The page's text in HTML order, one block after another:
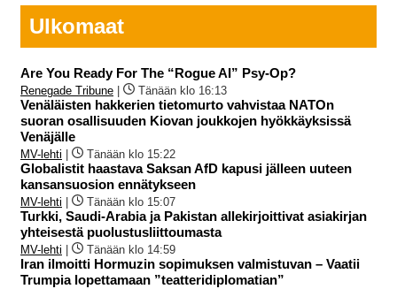
Ulkomaat
Are You Ready For The “Rogue AI” Psy-Op?
Renegade Tribune Tänään klo 16:13
Venäläisten hakkerien tietomurto vahvistaa NATOn
suoran osallisuuden Kiovan joukkojen hyökkäyksissä
Venäjälle
MV-lehti Tänään klo 15:22
Globalistit haastava Saksan AfD kapusi jälleen uuteen
kansansuosion ennätykseen
MV-lehti Tänään klo 15:07
Turkki, Saudi-Arabia ja Pakistan allekirjoittivat asiakirjan
yhteisestä puolustusliittoumasta
MV-lehti Tänään klo 14:59
Iran ilmoitti Hormuzin sopimuksen valmistuvan – Vaatii
Trumpia lopettamaan ”teatteridiplomatian”